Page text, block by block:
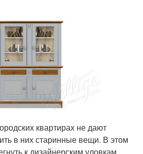
квартирах не дают
в них старинные вещи. В этом
к дизайнерским уловкам.